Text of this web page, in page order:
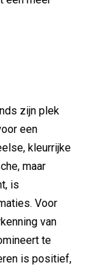
zijn plek
een
kleurrijke
maar
is
Voor
van
te
is positief,